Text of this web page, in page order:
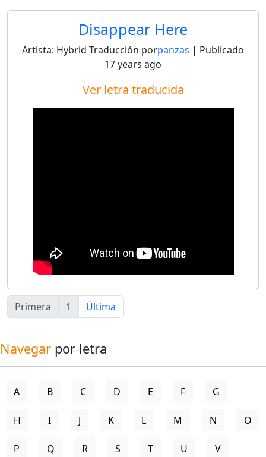
Disappear Here
Artista: Hybrid Traducción porpanzas | Publicado
17 years ago
Ver letra traducida
Primera 1 Última
Navegar por letra
A B C D E F G
H I J K L M N O
P Q R S T U V